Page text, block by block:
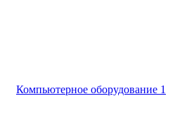
Компьютерное оборудование 1